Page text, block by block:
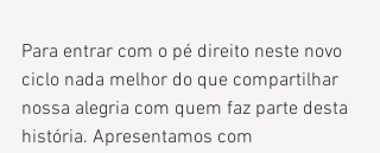
​Para entrar com o pé direito neste novo
ciclo nada melhor do que compartilhar
nossa alegria com quem faz parte desta
história. Apresentamos com